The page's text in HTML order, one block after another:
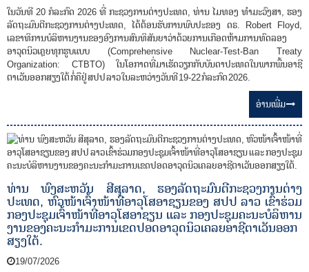
ໃນວັນທີ 20 ກໍລະກົດ 2026 ທີ່ ກະຊວງການຕ່າງປະເທດ, ທ່ານ ໄມທອງ ທໍາມະວົງສາ, ຮອງ
ລັດຖະມົນຕີກະຊວງການຕ່າງປະເທດ, ໄດ້ຕ້ອນຮັບການພົບປະຂອງ ດຣ. Robert Floyd,
ເລຂາທິການບໍລິຫານງານຂອງອົງການສົນທິສັນຍາວ່າດ້ວຍການເກືອດຫ້າມການທົດລອງ
ອາວຸດນິວເຄຼຍທຸກຮູບແບບ (Comprehensive Nuclear-Test-Ban Treaty
Organization: CTBTO) ໃນໂອກາດທີ່ມາເຮັດວຽກກັບບັນດາປະເທດໃນພາກພື້ນອາຊີ
ຕາເວັນອອກສຽງໃຕ້ ກໍ່ຄືຢູ່ ສປປ ລາວ ໃນລະຫວ່າງວັນທີ 19-22 ກໍລະກົດ 2026.
ອ່ານ​ເພີ່ມ
ທ່ານ ພົງສະຫວັນ ສີສຸລາດ, ຮອງລັດຖະມົນຕີກະຊວງການຕ່າງ
ປະເທດ, ຫົວໜ້າເຈົ້າໜ້າທີ່ອາວຸໂສອາຊຽນຂອງ ສປປ ລາວ ເຂົ້າຮ່ວມ
ກອງປະຊຸມເຈົ້າໜ້າທີ່ອາວຸໂສອາຊຽນ ແລະ ກອງປະຊຸມຄະນະບໍລິຫານ
ງານຂອງຄະນະກຳມະການເຂດປອດອາວຸດນິວເຄລຍອາຊີຕາເວັນອອກ
ສຽງໃຕ້.
19/07/2026